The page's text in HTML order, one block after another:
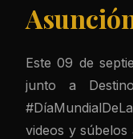
Este 09 de
junto a
videos y